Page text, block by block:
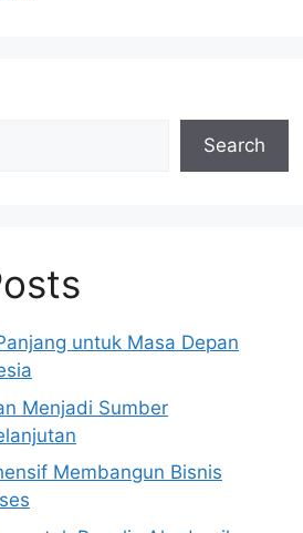
Search
untuk Masa Depan
Menjadi Sumber
Membangun Bisnis